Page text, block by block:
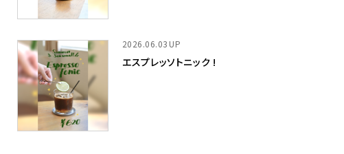
2026.06.03
エスプレッソトニック !